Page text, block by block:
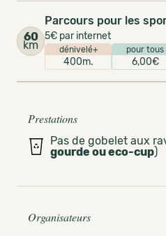
60
km
Parcours pour les
5€ par internet
dénivelé+
400m.
pour tous
6,00€
Prestations
Pas de gobelet aux
gourde ou eco-cup)
Organisateurs